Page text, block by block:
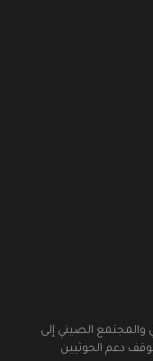
والمجتمع الصيني إلى
دعم الحوثيين